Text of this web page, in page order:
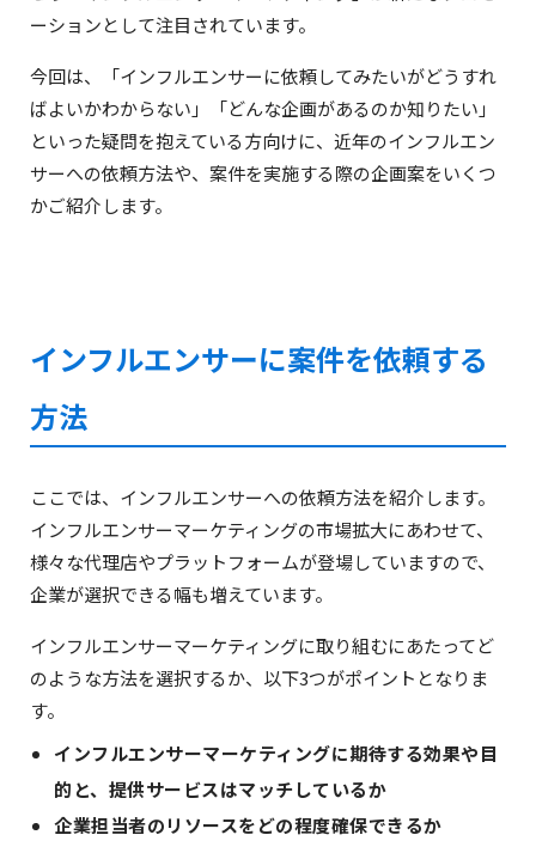
ーションとして注目されています。
今回は、「インフルエンサーに依頼してみたいがどうすれ
ばよいかわからない」「どんな企画があるのか知りたい」
といった疑問を抱えている方向けに、近年のインフルエン
サーへの依頼方法や、案件を実施する際の企画案をいくつ
かご紹介します。
インフルエンサーに案件を依頼する
方法
ここでは、インフルエンサーへの依頼方法を紹介します。
インフルエンサーマーケティングの市場拡大にあわせて、
様々な代理店やプラットフォームが登場していますので、
企業が選択できる幅も増えています。
インフルエンサーマーケティングに取り組むにあたってど
のような方法を選択するか、以下3つがポイントとなりま
す。
インフルエンサーマーケティングに期待する効果や目
的と、提供サービスはマッチしているか
企業担当者のリソースをどの程度確保できるか